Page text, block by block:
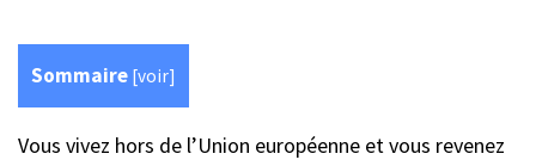
Sommaire [voir]
Vous vivez hors de l’Union européenne et vous revenez